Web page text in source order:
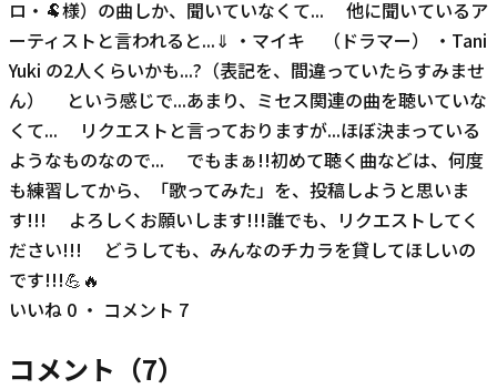
ロ・🐏様）の曲しか、聞いていなくて... 他に聞いているア
ーティストと言われると...⇓ ・マイキ （ドラマー） ・Tani
Yuki の2人くらいかも...?（表記を、間違っていたらすみませ
ん） という感じで...あまり、ミセス関連の曲を聴いていな
くて... リクエストと言っておりますが...ほぼ決まっている
ようなものなので... でもまぁ!!初めて聴く曲などは、何度
も練習してから、「歌ってみた」を、投稿しようと思いま
す!!! よろしくお願いします!!!誰でも、リクエストしてく
ださい!!! どうしても、みんなのチカラを貸してほしいの
です!!!💪🔥
いいね 0 ・ コメント 7
コメント（7）